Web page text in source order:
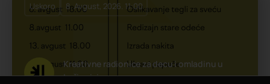
Kreativne radionice za decu i omladinu u
Ložionici
Uskoro 8. Avgust, 2026. 11:00